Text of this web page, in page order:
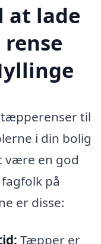
at lade
tæpperenser til
i din bolig
være en god
på
er disse:
Tæpper er